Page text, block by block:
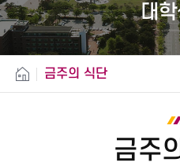
대
금주의 식단
금주